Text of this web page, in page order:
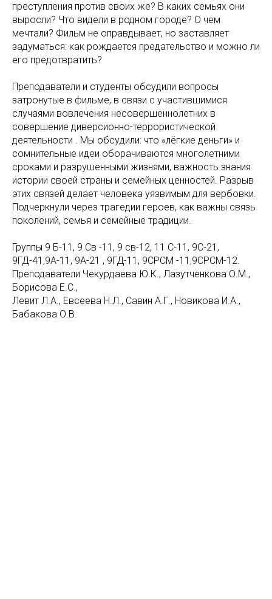
преступления против своих же? В каких семьях они
выросли? Что видели в родном городе? О чем
мечтали? Фильм не оправдывает, но заставляет
задуматься: как рождается предательство и можно ли
его предотвратить?
Преподаватели и студенты обсудили вопросы
затронутые в фильме, в связи с участившимися
случаями вовлечения несовершеннолетних в
совершение диверсионно-террористической
деятельности . Мы обсудили: что «лёгкие деньги» и
сомнительные идеи оборачиваются многолетними
сроками и разрушенными жизнями, важность знания
истории своей страны и семейных ценностей. Разрыв
этих связей делает человека уязвимым для вербовки.
Подчеркнули через трагедии героев, как важны связь
поколений, семья и семейные традиции.
Группы 9 Б-11, 9 Св -11, 9 св-12, 11 С-11, 9С-21,
9ГД-41,9А-11, 9А-21 , 9ГД-11, 9СРСМ -11,9СРСМ-12.
Преподаватели Чекурдаева Ю.К., Лазутченкова О.М.,
Борисова Е.С.,
Левит Л.А., Евсеева Н.Л., Савин А.Г., Новикова И.А.,
Бабакова О.В.